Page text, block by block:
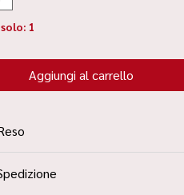
1
Aggiungi al carrello